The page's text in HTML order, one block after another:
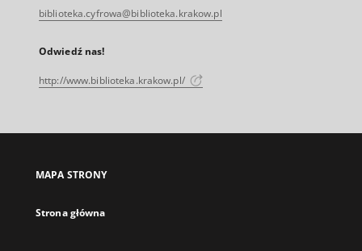
biblioteka.cyfrowa@biblioteka.krakow.pl
Odwiedź nas!
http://www.biblioteka.krakow.pl/
MAPA STRONY
Strona główna